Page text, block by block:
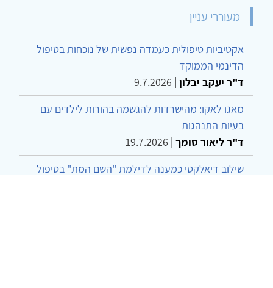
מעוררי עניין
אקטיביות טיפולית כעמדה נפשית של נוכחות בטיפול
הדינמי הממוקד
ד"ר יעקב יבלון |
9.7.2026
מאגו לאקו: מהישרדות להגשמה בהורות לילדים עם
בעיות התנהגות
ד"ר ליאור סומך |
19.7.2026
שילוב דיאלקטי כמענה לדילמת "השם המת" בטיפול